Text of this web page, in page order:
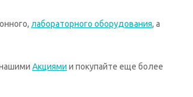
лабораторного оборудования, а
Акциями и покупайте еще более